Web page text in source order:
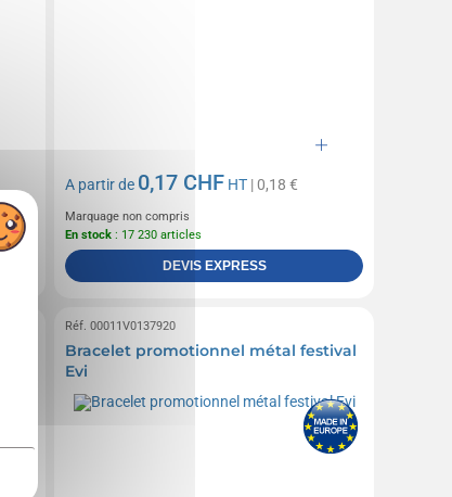
A partir de 0,17 CHF HT | 0,18 €
Marquage non compris
En stock : 17 230 articles
DEVIS EXPRESS
Réf. 00011V0137920
Bracelet promotionnel métal festival
Evi